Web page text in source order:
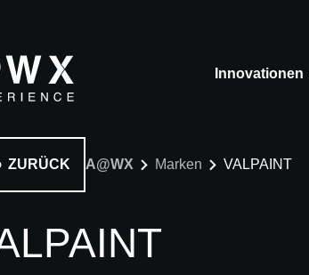
Innovationen
ZURÜCK A@WX Marken VALPAINT